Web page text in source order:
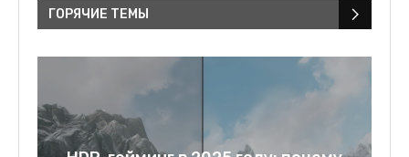
ГОРЯЧИЕ ТЕМЫ